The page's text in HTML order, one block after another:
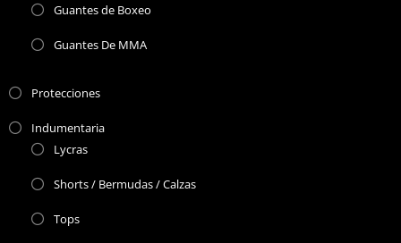
Guantes de Boxeo
Guantes De MMA
Protecciones
Indumentaria
Lycras
Shorts / Bermudas / Calzas
Tops